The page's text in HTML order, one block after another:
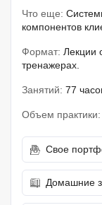
Что еще:
компонентов
Формат: Лекции
тренажерах.
Занятий: 77
Объем практики:
Свое
Домашние